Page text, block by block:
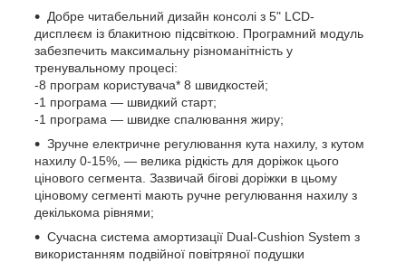
Добре читабельний дизайн консолі з 5" LCD-
дисплеєм із блакитною підсвіткою. Програмний модуль
забезпечить максимальну різноманітність у
тренувальному процесі:
-8 програм користувача* 8 швидкостей;
-1 програма — швидкий старт;
-1 програма — швидке спалювання жиру;
Зручне електричне регулювання кута нахилу, з кутом
нахилу 0-15%, — велика рідкість для доріжок цього
цінового сегмента. Зазвичай бігові доріжки в цьому
ціновому сегменті мають ручне регулювання нахилу з
декількома рівнями;
Сучасна система амортизації Dual-Cushion System з
використанням подвійної повітряної подушки